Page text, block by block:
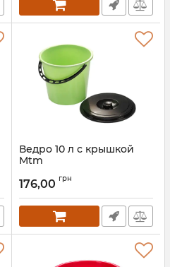
Ведро 10 л с крышкой
Mtm
176,00 грн